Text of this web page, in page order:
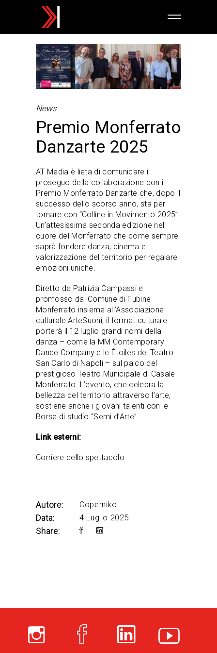
News
Premio Monferrato
Danzarte 2025
AT Media è lieta di comunicare il
proseguo della collaborazione con il
Premio Monferrato Danzarte che, dopo il
successo dello scorso anno, sta per
tornare con “Colline in Movimento 2025”.
Un’attesissima seconda edizione nel
cuore del Monferrato che come sempre
saprà fondere danza, cinema e
valorizzazione del territorio per regalare
emozioni uniche.
Diretto da Patrizia Campassi e
promosso dal Comune di Fubine
Monferrato insieme all’Associazione
culturale ArteSuoni, il format culturale
porterà il 12 luglio grandi nomi della
danza – come la MM Contemporary
Dance Company e le Étoiles del Teatro
San Carlo di Napoli – sul palco del
prestigioso Teatro Municipale di Casale
Monferrato. L’evento, che celebra la
bellezza del territorio attraverso l’arte,
sostiene anche i giovani talenti con le
Borse di studio “Semi d’Arte”.
Link esterni:
Corriere dello spettacolo
Autore: Coperniko
Data: 4 Luglio 2025
Share: